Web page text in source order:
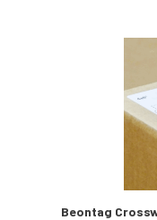
Beontag